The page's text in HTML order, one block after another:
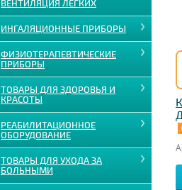
ВЕНТИЛЯЦИЯ ЛЁГКИХ
ИНГАЛЯЦИОННЫЕ ПРИБОРЫ
ФИЗИОТЕРАПЕВТИЧЕСКИЕ
ПРИБОРЫ
ТОВАРЫ ДЛЯ ЗДОРОВЬЯ И
КРАСОТЫ
РЕАБИЛИТАЦИОННОЕ
ОБОРУДОВАНИЕ
ТОВАРЫ ДЛЯ УХОДА ЗА
БОЛЬНЫМИ